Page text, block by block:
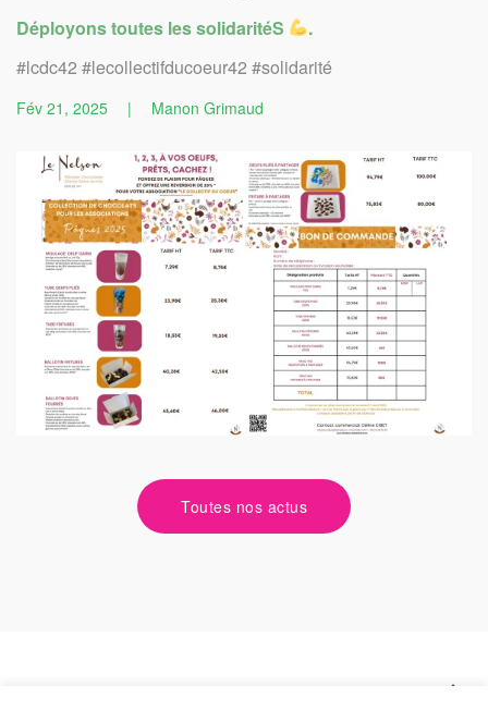
Déployons toutes les solidaritéS
.
#lcdc42 #lecollectifducoeur42 #solidarité
Fév 21, 2025 | Manon Grimaud
Toutes nos actus